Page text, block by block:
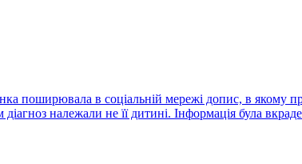
поширювала в соціальній мережі допис, в якому
належали не її дитині. Інформація була